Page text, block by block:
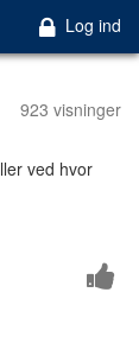
Log ind
923 visninger
ved hvor